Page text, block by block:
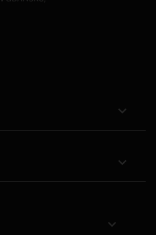


